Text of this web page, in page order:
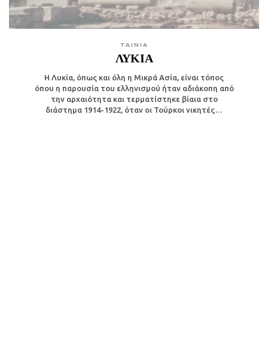
TAINIA
ΛΥΚΙΑ
Η Λυκία, όπως και όλη η Μικρά Ασία, είναι τόπος
όπου η παρουσία του ελληνισμού ήταν αδιάκοπη από
την αρχαιότητα και τερματίστηκε βίαια στο
διάστημα 1914-1922, όταν οι Τούρκοι νικητές…